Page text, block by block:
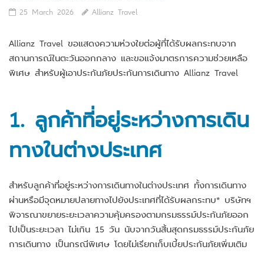
25 March 2026 Allianz Travel
Allianz Travel ขอแสดงความห่วงใยต่อผู้ที่ได้รับผลกระทบจาก
สถานการณ์ในตะวันออกกลาง และขอแจ้งมาตรการความช่วยเหลือ
พิเศษ สำหรับผู้เอาประกันภัยประกันการเดินทาง Allianz Travel
1. ลูกค้าที่อยู่ระหว่างการเดิน
ทางในต่างประเทศ
สำหรับลูกค้าที่อยู่ระหว่างการเดินทางในต่างประเทศ ทั้งการเดินทาง
ผ่านหรือมีจุดหมายปลายทางไปยังประเทศที่ได้รับผลกระทบ* บริษัทฯ
พิจารณาขยายระยะเวลาความคุ้มครองตามกรมธรรม์ประกันภัยออก
ไปเป็นระยะเวลา ไม่เกิน 15 วัน นับจากวันสิ้นสุดกรมธรรม์ประกันภัย
การเดินทาง เป็นกรณีพิเศษ โดยไม่เรียกเก็บเบี้ยประกันภัยเพิ่มเติม